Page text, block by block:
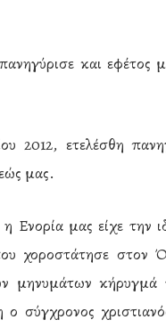
και
2012, ετελέσθη
μας.
μας είχε την
χοροστάτησε στον
μηνυμάτων
σύγχρονος